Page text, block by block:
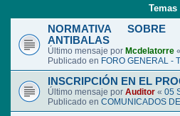
Temas
NORMATIVA
ANTIBALAS
Último mensaje por Mcdelatorre «
Publicado en FORO GENERAL -
INSCRIPCIÓN EN EL
Último mensaje por Auditor « 05
Publicado en COMUNICADOS